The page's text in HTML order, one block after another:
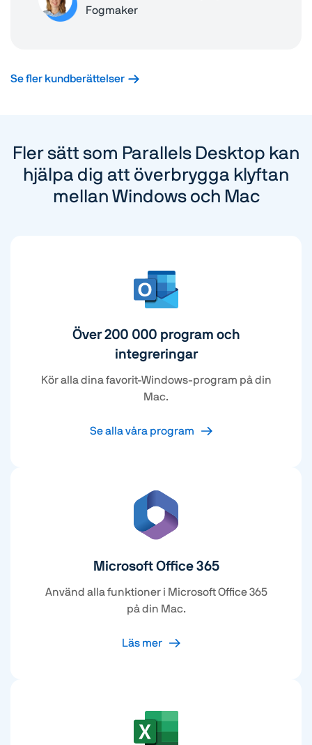
Fogmaker
Se fler kundberättelser
Fler sätt som Parallels Desktop kan
hjälpa dig att överbrygga klyftan
mellan Windows och Mac
Över 200 000 program och
integreringar
Kör alla dina favorit-Windows-program på din
Mac.
Se alla våra program
Microsoft Office 365
Använd alla funktioner i Microsoft Office 365
på din Mac.
Läs mer